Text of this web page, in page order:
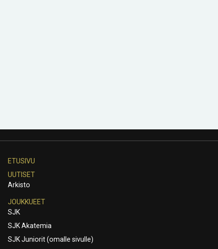
ETUSIVU
UUTISET
Arkisto
JOUKKUEET
SJK
SJK Akatemia
SJK Juniorit (omalle sivulle)